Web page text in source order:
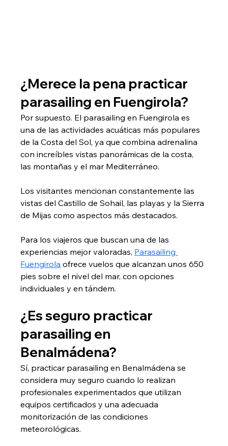
¿Merece la pena practicar
parasailing en Fuengirola?
Por supuesto. El parasailing en Fuengirola es
una de las actividades acuáticas más populares
de la Costa del Sol, ya que combina adrenalina
con increíbles vistas panorámicas de la costa,
las montañas y el mar Mediterráneo.
Los visitantes mencionan constantemente las
vistas del Castillo de Sohail, las playas y la Sierra
de Mijas como aspectos más destacados.
Para los viajeros que buscan una de las
experiencias mejor valoradas, Parasailing
Fuengirola ofrece vuelos que alcanzan unos 650
pies sobre el nivel del mar, con opciones
individuales y en tándem.
¿Es seguro practicar
parasailing en
Benalmádena?
Sí, practicar parasailing en Benalmádena se
considera muy seguro cuando lo realizan
profesionales experimentados que utilizan
equipos certificados y una adecuada
monitorización de las condiciones
meteorológicas.